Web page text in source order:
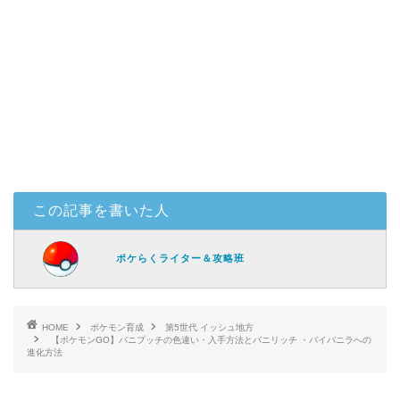
この記事を書いた人
ポケらくライター＆攻略班
HOME ポケモン育成
第5世代 イッシュ地方
【ポケモンGO】バニプッチの色違い・入手方法とバニリッチ ・バイバニラへの
進化方法